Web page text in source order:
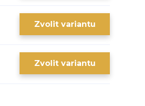
Zvolit variantu
Zvolit variantu